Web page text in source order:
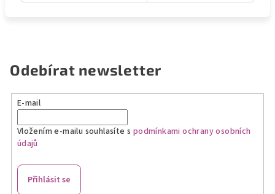
Odebírat newsletter
E-mail
Vložením e-mailu souhlasíte s podmínkami ochrany osobních
údajů
Přihlásit se